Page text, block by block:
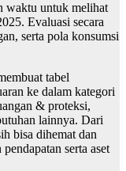
waktu untuk melihat
Evaluasi secara
serta pola konsumsi
tabel
ke dalam kategori
& proteksi,
lainnya. Dari
bisa dihemat dan
serta aset